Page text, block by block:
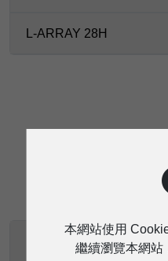
L-ARRAY 28H
L-ARRAY TOPPPRO使
本網站使用
繼續瀏覽本網站